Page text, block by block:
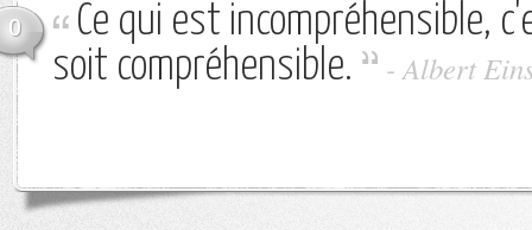
0
Ce qui est incompréhensible,
soit compréhensible.
-Albert